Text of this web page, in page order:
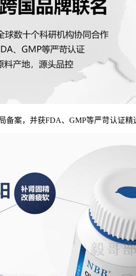
案，并获FDA、GMP等严苛认证精